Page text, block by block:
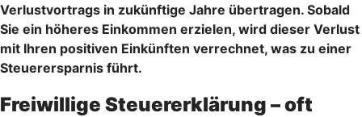
Verlustvortrags in zukünftige Jahre übertragen. Sobald
Sie ein höheres Einkommen erzielen, wird dieser Verlust
mit Ihren positiven Einkünften verrechnet, was zu einer
Steuerersparnis führt.
Freiwillige Steuererklärung – oft